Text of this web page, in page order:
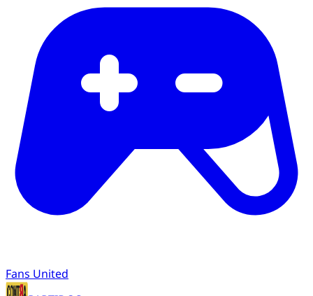
Fans United